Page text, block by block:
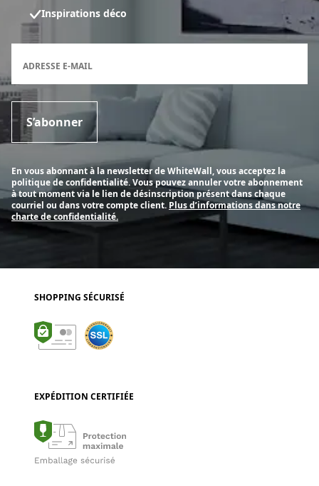
Inspirations déco
ADRESSE E-MAIL
S’abonner
En vous abonnant à la newsletter de WhiteWall, vous acceptez la
politique de confidentialité. Vous pouvez annuler votre abonnement
à tout moment via le lien de désinscription présent dans chaque
courriel ou dans votre compte client. Plus d’informations dans notre
charte de confidentialité.
SHOPPING SÉCURISÉ
EXPÉDITION CERTIFIÉE